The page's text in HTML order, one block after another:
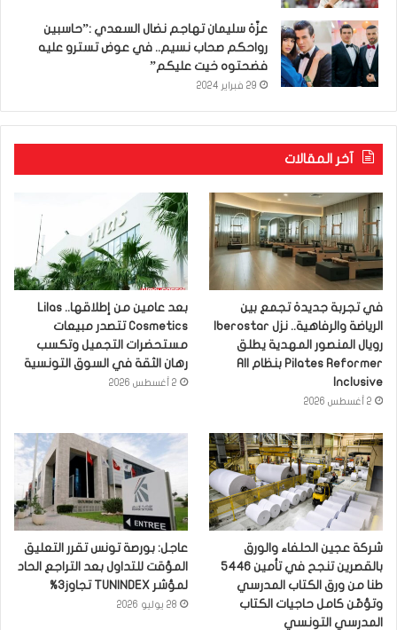
عزّة سليمان تهاجم نضال السعدي :”حاسبين
رواحكم صحاب نسيم.. في عوض تسترو عليه
فضحتوه خيت عليكم”
29 فبراير 2024
آخر المقالات
في تجربة جديدة تجمع بين
رويال المنصور المهدية يطلق
Pilates Reformer بنظام All
Inclusive
2 أغسطس 2026
بعد عامين من إطلاقها.. Lilas
Cosmetics تتصدر مبيعات
مستحضرات التجميل وتكسب
رهان الثقة في السوق التونسية
2 أغسطس 2026
شركة عجين الحلفاء والورق
بالقصرين تنجح في تأمين 5446
طنا من ورق الكتاب المدرسي
وتؤمّن كامل حاجيات الكتاب
المدرسي التونسي
عاجل: بورصة تونس تقرر التعليق
المؤقت للتداول بعد التراجع الحاد
لمؤشر TUNINDEX تجاوز3%
28 يوليو 2026